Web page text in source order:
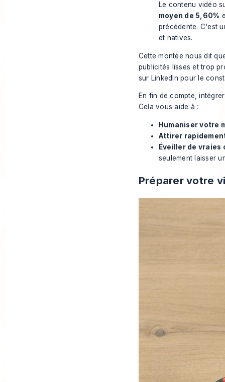
Le contenu vidéo
moyen de 5,60%
précédente. C'est
et natives.
Cette montée nous dit
publicités lisses et trop
sur LinkedIn pour le
En fin de compte,
Cela vous aide à :
Humaniser votre
Attirer
Éveiller de vraies
seulement laisser
Préparer votre